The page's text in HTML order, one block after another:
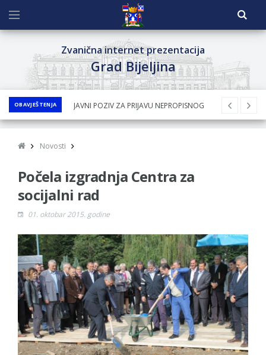
Zvanična internet prezentacija
Grad Bijeljina
OBAVJEŠTENJA
JAVNI POZIV ZA PRIJAVU NEPROPISNOG
ODLAGANjA OTPADA UZ DODJELU
BESPOVRATNIH SREDSTAVA ZA
SUFINANSIRANjE KUPOVINE SEOSKE KUĆE SA
ZA 2026. GODINU
Obavještenje za preduzetnika - Nenad
Nukić
PRELIMINARNA RANG LISTA KANDIDATA KOJI
SU OSTVARILI PRAVO NA GRADSKI MJESEČNI
BORAČKI DODATAK ZA DEMOBILISANE
BORCE VOJSKE REPUBLIKE SRPSKE U STANjU
SOCIJALNE POTREBE
Novosti
Počela izgradnja Centra za
socijalni rad
01. oktobar 2015. godine